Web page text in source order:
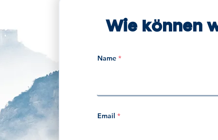
Wie können
Name
Email